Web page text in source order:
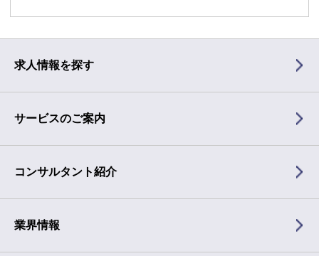
求人情報を探す
サービスのご案内
コンサルタント紹介
業界情報